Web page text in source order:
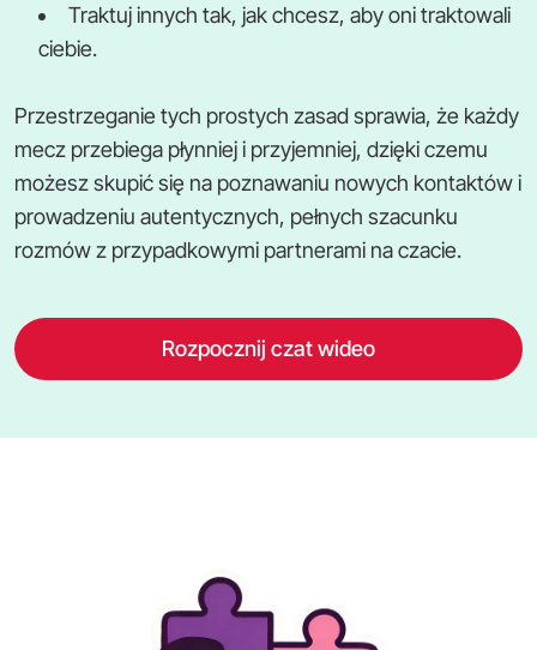
Traktuj innych tak, jak chcesz, aby oni traktowali
ciebie.
Przestrzeganie tych prostych zasad sprawia, że każdy
mecz przebiega płynniej i przyjemniej, dzięki czemu
możesz skupić się na poznawaniu nowych kontaktów i
prowadzeniu autentycznych, pełnych szacunku
rozmów z przypadkowymi partnerami na czacie.
Rozpocznij czat wideo